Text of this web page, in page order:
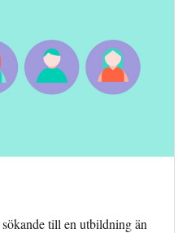
till en utbildning än